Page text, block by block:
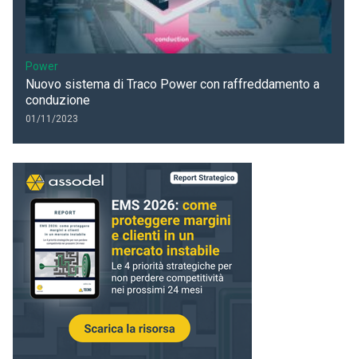
Power
Nuovo sistema di Traco Power con raffreddamento a
conduzione
01/11/2023